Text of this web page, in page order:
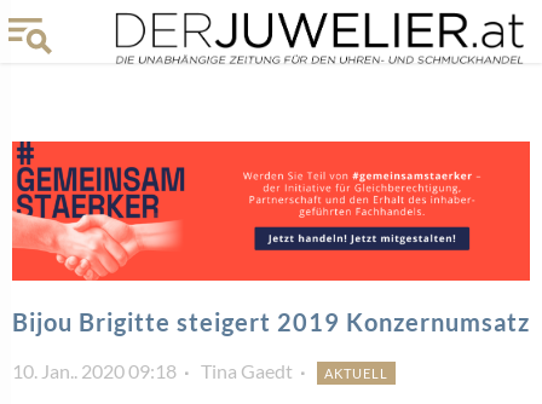
Bijou Brigitte steigert 2019 Konzernumsatz
10. Jan.. 2020 09:18 Tina Gaedt AKTUELL